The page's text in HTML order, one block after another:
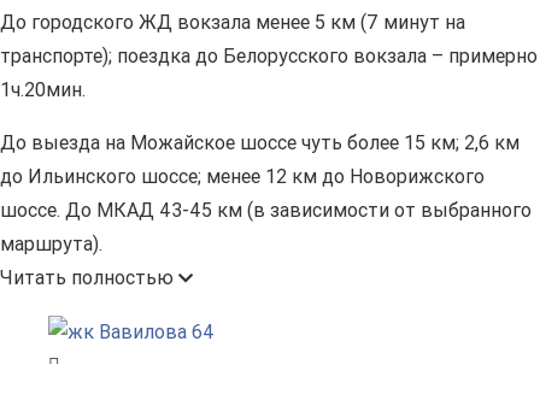
До городского ЖД вокзала менее 5 км (7 минут на
транспорте); поездка до Белорусского вокзала – примерно
1ч.20мин.
До выезда на Можайское шоссе чуть более 15 км; 2,6 км
до Ильинского шоссе; менее 12 км до Новорижского
шоссе. До МКАД 43-45 км (в зависимости от выбранного
маршрута).
Читать полностью